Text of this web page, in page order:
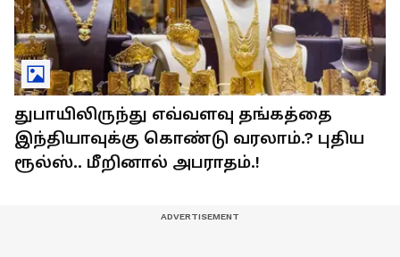
துபாயிலிருந்து எவ்வளவு தங்கத்தை
இந்தியாவுக்கு கொண்டு வரலாம்.? புதிய
ரூல்ஸ்.. மீறினால் அபராதம்.!